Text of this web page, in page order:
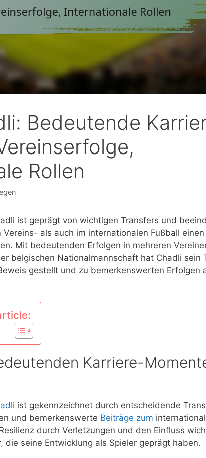
Bedeutende
Rollen
ist geprägt von wichtigen Transfers und
als auch im internationalen Fußball
Mit bedeutenden Erfolgen in mehreren
belgischen Nationalmannschaft hat Chadli sein
gestellt und zu bemerkenswerten Erfolgen
Karriere-
ist gekennzeichnet durch entscheidende
und bemerkenswerte Beiträge zum
durch Verletzungen und den Einfluss
die seine Entwicklung als Spieler geprägt haben.